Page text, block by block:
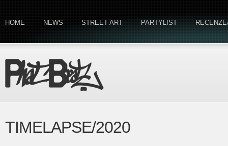
HOME NEWS STREET ART PARTYLIST
TIMELAPSE/2020